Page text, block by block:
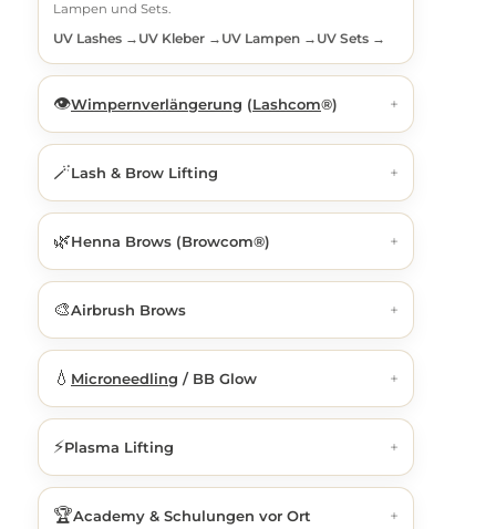
Lampen und Sets.
UV Lashes → UV Kleber → UV Lampen → UV Sets →
👁️Wimpernverlängerung (Lashcom®) +
🪄Lash & Brow Lifting +
🌿Henna Brows (Browcom®) +
🎨Airbrush Brows +
💧 Microneedling / BB Glow +
⚡Plasma Lifting +
🏆Academy & Schulungen vor Ort +